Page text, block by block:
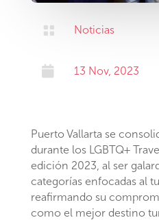
 Noticias
 13 Nov, 2023
Puerto Vallarta se
durante los LGBTQ+
edición 2023, al ser
categorías enfocadas al
reafirmando su
como el mejor destino